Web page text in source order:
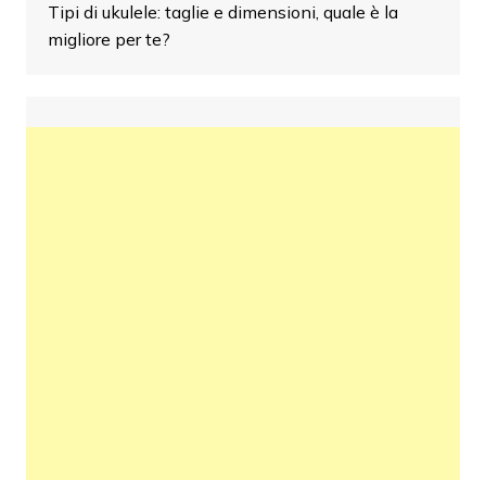
Tipi di ukulele: taglie e dimensioni, quale è la
migliore per te?